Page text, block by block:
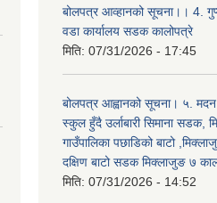
बोलपत्र आव्हानको सूचना।। 4.
वडा कार्यालय सडक कालोपत्रे
मिति: 07/31/2026 - 17:45
बोलपत्र आह्वानको सूचना। ५. मदन
स्कुल हुँदै उर्लाबारी सिमाना सडक,
गाउँपालिका पछाडिको बाटो
दक्षिण बाटो सडक मिक्लाजुङ ७
मिति: 07/31/2026 - 14:52